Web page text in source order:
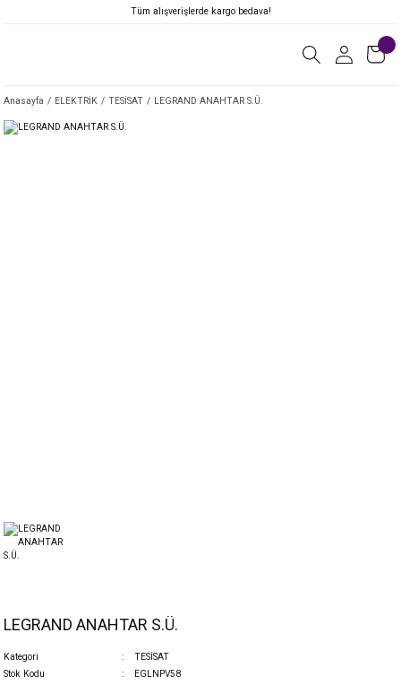
Tüm alışverişlerde kargo bedava!
Anasayfa ELEKTRİK TESİSAT LEGRAND ANAHTAR S.Ü.
LEGRAND ANAHTAR S.Ü.
Kategori
TESİSAT
Stok Kodu
EGLNPV58